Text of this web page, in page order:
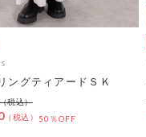
ングティアードＳＫ
50％OFF